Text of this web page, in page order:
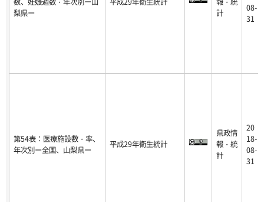
梨県ー
計
08-
31
第54表：医療施設数・率、
年次別ー全国、山梨県ー
平成29年衛生統計
県政情
報・統
計
20
18-
08-
31